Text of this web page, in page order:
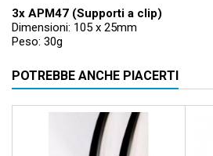
3x APM47 (Supporti a clip)
Dimensioni: 105 x 25mm
Peso: 30g
POTREBBE ANCHE PIACERTI